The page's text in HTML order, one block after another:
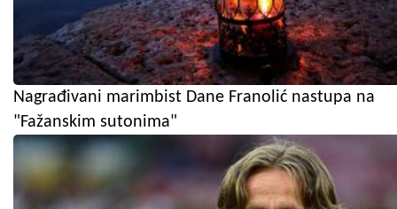
Nagrađivani marimbist Dane Franolić nastupa na
"Fažanskim sutonima"